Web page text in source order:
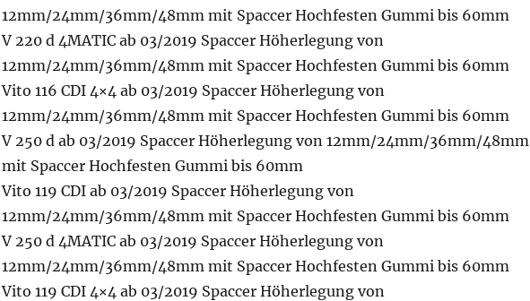
12mm/24mm/36mm/48mm mit Spaccer Hochfesten Gummi bis 60mm
V 220 d 4MATIC ab 03/2019 Spaccer Höherlegung von
12mm/24mm/36mm/48mm mit Spaccer Hochfesten Gummi bis 60mm
Vito 116 CDI 4×4 ab 03/2019 Spaccer Höherlegung von
12mm/24mm/36mm/48mm mit Spaccer Hochfesten Gummi bis 60mm
V 250 d ab 03/2019 Spaccer Höherlegung von 12mm/24mm/36mm/48mm
mit Spaccer Hochfesten Gummi bis 60mm
Vito 119 CDI ab 03/2019 Spaccer Höherlegung von
12mm/24mm/36mm/48mm mit Spaccer Hochfesten Gummi bis 60mm
V 250 d 4MATIC ab 03/2019 Spaccer Höherlegung von
12mm/24mm/36mm/48mm mit Spaccer Hochfesten Gummi bis 60mm
Vito 119 CDI 4×4 ab 03/2019 Spaccer Höherlegung von